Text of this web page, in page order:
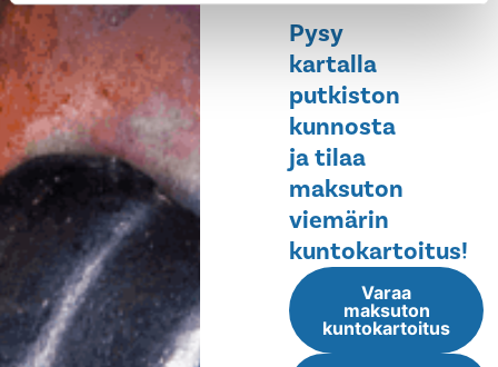
Pysy
kartalla
putkiston
kunnosta
ja tilaa
maksuton
viemärin
kuntokartoitus!
Varaa
maksuton
kuntokartoitus